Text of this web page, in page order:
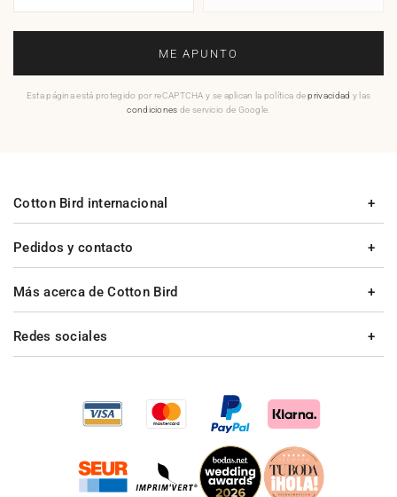
ME APUNTO
Esta página está protegido por reCAPTCHA y se aplican la política deprivacidad y las
condiciones de servicio de Google.
Pedidos y contacto
Más acerca de Cotton Bird
Cotton Bird internacional
Redes sociales